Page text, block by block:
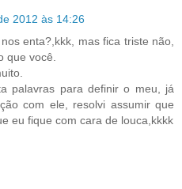
2012 às 14:26
enta?,kkk, mas fica triste não,
que você.
palavras para definir o meu, já
com ele, resolvi assumir que
eu fique com cara de louca,kkkk